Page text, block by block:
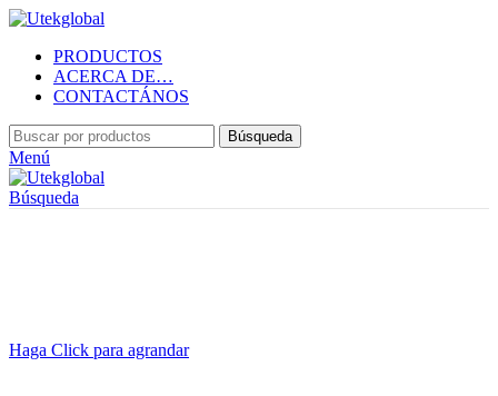
PRODUCTOS
ACERCA DE…
CONTACTÁNOS
Búsqueda
Menú
Búsqueda
Haga Click para agrandar